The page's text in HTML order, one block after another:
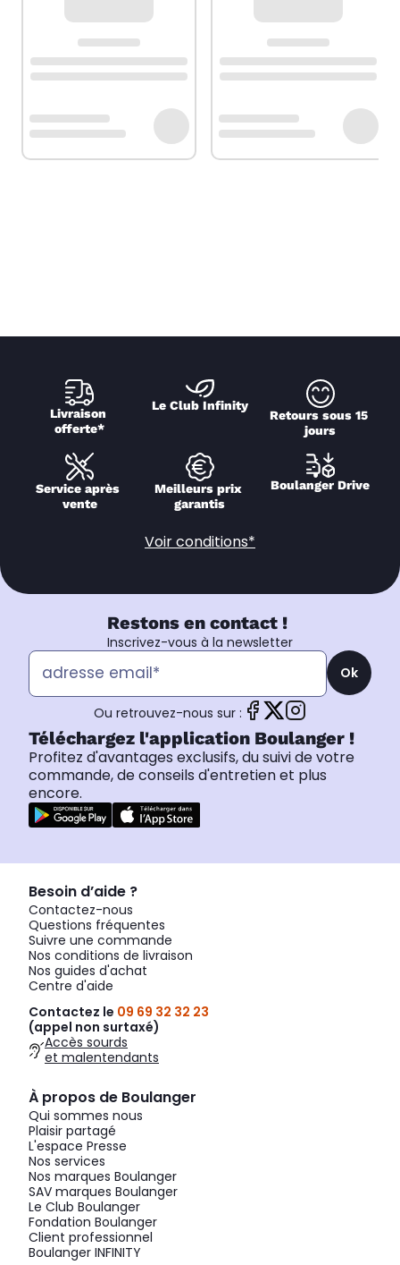
Livraison
offerte*
Le Club Infinity
Retours sous 15
jours
Service après
vente
Meilleurs prix
garantis
Boulanger Drive
Voir conditions*
Restons en contact !
Inscrivez-vous à la newsletter
Ok
Ou retrouvez-nous sur :
Téléchargez l'application Boulanger !
Profitez d'avantages exclusifs, du suivi de votre
commande, de conseils d'entretien et plus
encore.
Besoin d’aide ?
Contactez-nous
Questions fréquentes
Suivre une commande
Nos conditions de livraison
Nos guides d'achat
Centre d'aide
Contactez le 09 69 32 32 23
(appel non surtaxé)
Accès sourds
et malentendants
À propos de Boulanger
Qui sommes nous
Plaisir partagé
L'espace Presse
Nos services
Nos marques Boulanger
SAV marques Boulanger
Le Club Boulanger
Fondation Boulanger
Client professionnel
Boulanger INFINITY